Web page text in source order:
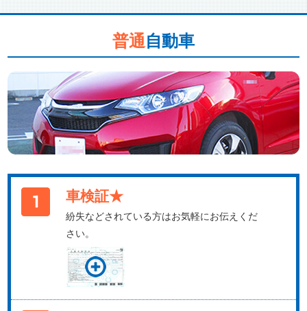
普通自動車
車検証★
紛失などされている方はお気軽にお伝えくだ
さい。